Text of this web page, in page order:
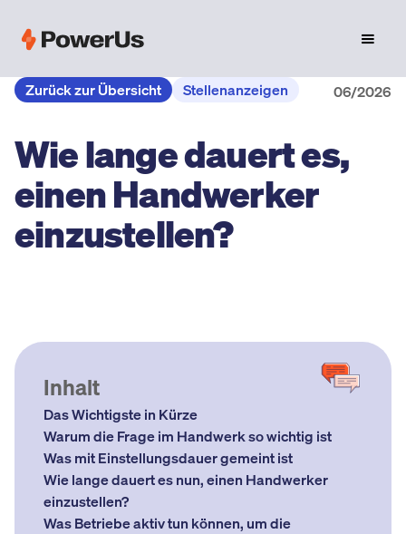
Zurück zur Übersicht Stellenanzeigen 06/2026
Wie lange dauert es,
einen Handwerker
einzustellen?
Inhalt
Das Wichtigste in Kürze
Warum die Frage im Handwerk so wichtig ist
Was mit Einstellungsdauer gemeint ist
Wie lange dauert es nun, einen Handwerker
einzustellen?
Was Betriebe aktiv tun können, um die